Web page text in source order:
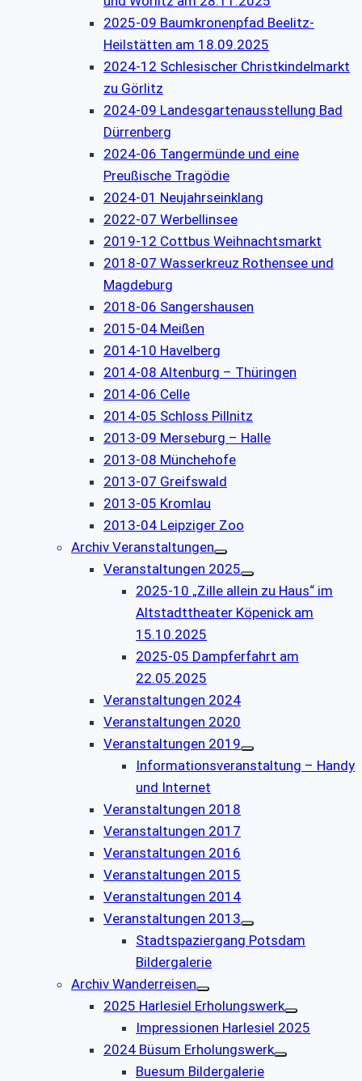
2025-09 Baumkronenpfad Beelitz-
Heilstätten am 18.09.2025
2024-12 Schlesischer Christkindelmarkt
zu Görlitz
2024-09 Landesgartenausstellung Bad
Dürrenberg
2024-06 Tangermünde und eine
Preußische Tragödie
2024-01 Neujahrseinklang
2022-07 Werbellinsee
2019-12 Cottbus Weihnachtsmarkt
2018-07 Wasserkreuz Rothensee und
Magdeburg
2018-06 Sangershausen
2015-04 Meißen
2014-10 Havelberg
2014-08 Altenburg – Thüringen
2014-06 Celle
2014-05 Schloss Pillnitz
2013-09 Merseburg – Halle
2013-08 Münchehofe
2013-07 Greifswald
2013-05 Kromlau
2013-04 Leipziger Zoo
Archiv Veranstaltungen
Veranstaltungen 2025
2025-10 „Zille allein zu Haus“ im
Altstadttheater Köpenick am
15.10.2025
2025-05 Dampferfahrt am
22.05.2025
Veranstaltungen 2024
Veranstaltungen 2020
Veranstaltungen 2019
Informationsveranstaltung – Handy
und Internet
Veranstaltungen 2018
Veranstaltungen 2017
Veranstaltungen 2016
Veranstaltungen 2015
Veranstaltungen 2014
Veranstaltungen 2013
Stadtspaziergang Potsdam
Bildergalerie
Archiv Wanderreisen
2025 Harlesiel Erholungswerk
Impressionen Harlesiel 2025
2024 Büsum Erholungswerk
Buesum Bildergalerie